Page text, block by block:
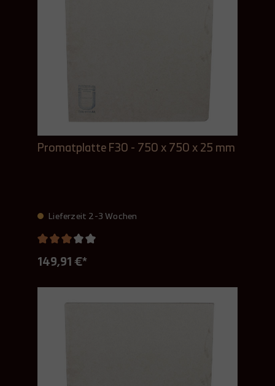
Promatplatte F30 - 750 x 750 x 25 mm
Lieferzeit 2-3 Wochen
149,91 €*